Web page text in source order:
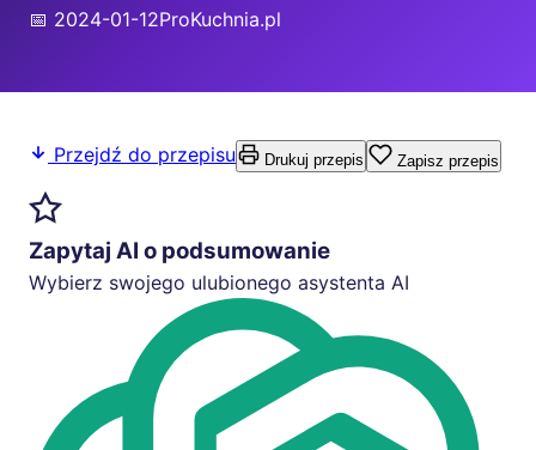
📅 2024-01-12ProKuchnia.pl
Przejdź do przepisu Drukuj przepis Zapisz przepis
Zapytaj AI o podsumowanie
Wybierz swojego ulubionego asystenta AI